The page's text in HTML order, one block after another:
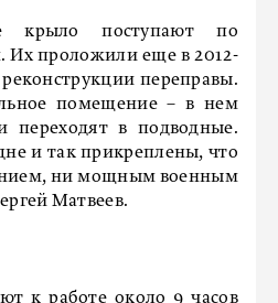
крыло поступают по
Их проложили еще в 2012-
переправы.
помещение – в нем
переходят в подводные.
и так прикреплены, что
ни мощным военным
Матвеев.
к работе около 9 часов